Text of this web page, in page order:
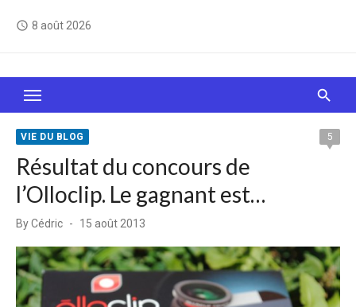
access_time 8 août 2026
Le Web, c'est comme une boîte de chocolats… On
sait jamais sur quoi on va tomber !
VIE DU BLOG 5
Résultat du concours de
l’Olloclip. Le gagnant est…
ByCédric
Posted
15 août 2013